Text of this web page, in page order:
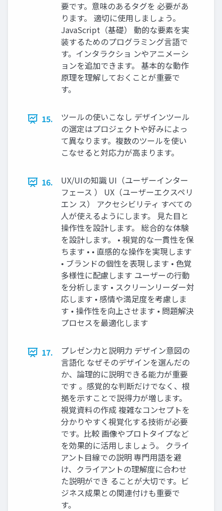
要です。意味のあるタグを 必要があ
ります。 適切に使用しましょう。
JavaScript（基礎） 動的な要素を実
装するためのプログラミング言語で
す。インタラクショ ンやアニメーシ
ョンを追加できます。 基本的な動作
原理を理解しておくことが重要で
す。
15.
ツールの使いこなし デザインツール
の選定はプロジェクトや好みによっ
て異なります。複数のツールを使い
こなせると対応力が高まります。
16.
UX/UIの知識 UI（ユーザーインター
フェース ） UX（ユーザーエクスペリ
エン ス） アクセシビリティ すべての
人が使えるようにします。 見た目と
操作性を設計します。 総合的な体験
を設計します。 • 視覚的な一貫性を保
ちます • • 直感的な操作を実現します
• ブランドの個性を表現します • 色覚
多様性に配慮します ユーザーの行動
を分析します • スクリーンリーダー対
応します • 感情や満足度を考慮しま
す • 操作性を向上させます • 問題解決
プロセスを最適化します
17.
プレゼン力と説明力 デザイン意図の
言語化 なぜそのデザインを選んだの
か、論理的に説明できる能力が重要
です 。感覚的な判断だけでなく、根
拠を示すことで説得力が増します。
視覚資料の作成 複雑なコンセプトを
分かりやすく視覚化する技術が必要
です。比較 画像やプロトタイプなど
を効果的に活用しましょう。 クライ
アント目線での説明 専門用語を避
け、クライアントの理解度に合わせ
た説明ができ ることが大切です。ビ
ジネス成果との関連付けも重要で
す。